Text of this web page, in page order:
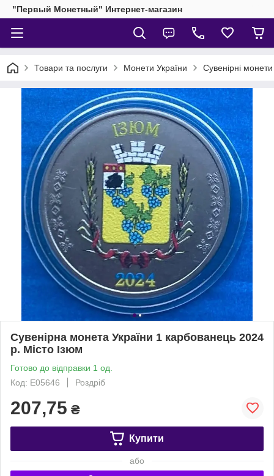
"Первый Монетный" Интернет-магазин
Товари та послуги Монети України Сувенірні
Сувенірна монета України 1 карбованець 2024
р. Місто Ізюм
Готово до відправки 1 од.
Код: Е05646
Роздріб
207,75 ₴
Купити
або